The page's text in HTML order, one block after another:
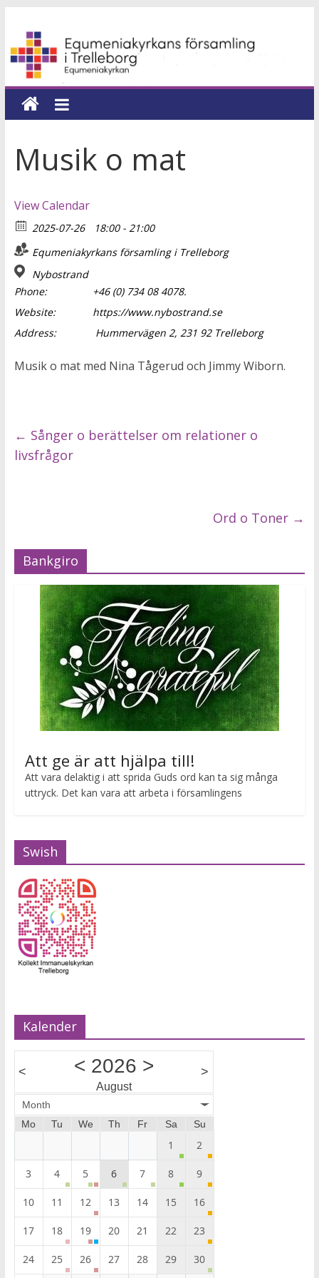
innehåll
Equmeniakyrkans
församling
i
Trelleborg
för
hela
livet
Musik o mat
View Calendar
2025-07-26
18:00 - 21:00
Equmeniakyrkans församling i Trelleborg
Nybostrand
Phone:
+46 (0) 734 08 4078.
Website:
https://www.nybostrand.se
Address:
Hummervägen 2, 231 92 Trelleborg
Musik o mat med Nina Tågerud och Jimmy Wiborn.
← Sånger o berättelser om relationer o
livsfrågor
Ord o Toner →
Bankgiro
Att ge är att hjälpa till!
Att vara delaktig i att sprida Guds ord kan ta sig många
uttryck. Det kan vara att arbeta i församlingens
Swish
Kalender
< < 2026 >
August
>
Month
Mo
Tu We Th Fr Sa Su
1 2
3 4 5 6 7 8 9
10 11 12 13 14 15 16
17 18 19 20 21 22 23
24 25 26 27 28 29 30